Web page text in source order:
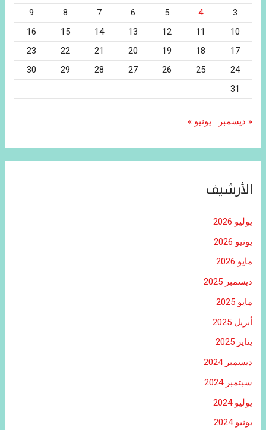
3
4
5
6
7
8
9
10
11
12
13
14
15
16
17
18
19
20
21
22
23
24
25
26
27
28
29
30
31
« ديسمبر يونيو »
الأرشيف
يوليو 2026
يونيو 2026
مايو 2026
ديسمبر 2025
مايو 2025
أبريل 2025
يناير 2025
ديسمبر 2024
سبتمبر 2024
يوليو 2024
يونيو 2024